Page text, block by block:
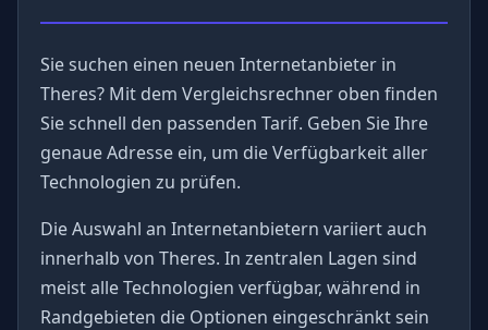
Sie suchen einen neuen Internetanbieter in
Theres? Mit dem Vergleichsrechner oben finden
Sie schnell den passenden Tarif. Geben Sie Ihre
genaue Adresse ein, um die Verfügbarkeit aller
Technologien zu prüfen.
Die Auswahl an Internetanbietern variiert auch
innerhalb von Theres. In zentralen Lagen sind
meist alle Technologien verfügbar, während in
Randgebieten die Optionen eingeschränkt sein